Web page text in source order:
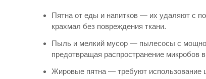
Пятна от еды и напитков — их удаляют с
крахмал без повреждения ткани.
Пыль и мелкий мусор — пылесосы с
предотвращая распространение микробов
Жировые пятна — требуют использование